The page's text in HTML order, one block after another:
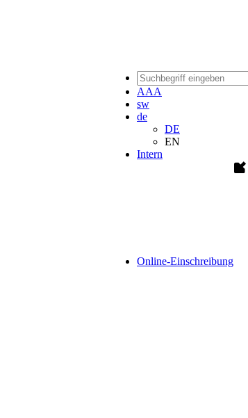
AAA
sw
de
DE
EN
Intern
Online-Einschreibung